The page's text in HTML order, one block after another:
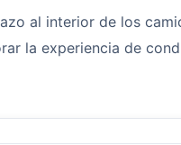
al interior de los
la experiencia de